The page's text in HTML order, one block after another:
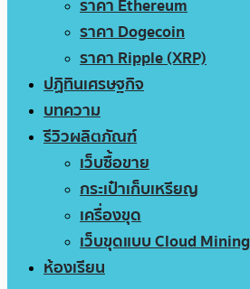
ราคา Ethereum
ราคา Dogecoin
ราคา Ripple (XRP)
ปฏิทินเศรษฐกิจ
บทความ
รีวิวผลิตภัณฑ์
เว็บซื้อขาย
กระเป๋าเก็บเหรียญ
เครื่องขุด
เว็บขุดแบบ Cloud Mining
ห้องเรียน